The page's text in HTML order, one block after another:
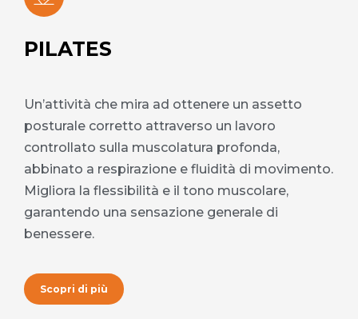
PILATES
Un’attività che mira ad ottenere un assetto
posturale corretto attraverso un lavoro
controllato sulla muscolatura profonda,
abbinato a respirazione e fluidità di movimento.
Migliora la flessibilità e il tono muscolare,
garantendo una sensazione generale di
benessere.
Scopri di più